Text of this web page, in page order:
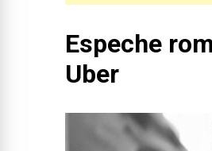
Espeche
Uber